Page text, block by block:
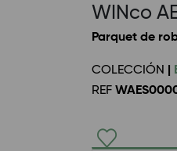
WINco
Parquet de
COLECCIÓN
REF